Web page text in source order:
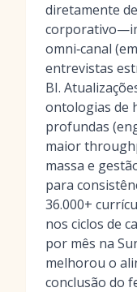
diretamente
omni‑canal
entrevistas
BI.
ontologias de
profundas
maior
massa e
para
36.000+
nos ciclos de
por mês na
melhorou o
conclusão do